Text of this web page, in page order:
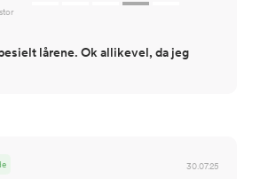
lårene. Ok allikevel, da jeg
30.07.25